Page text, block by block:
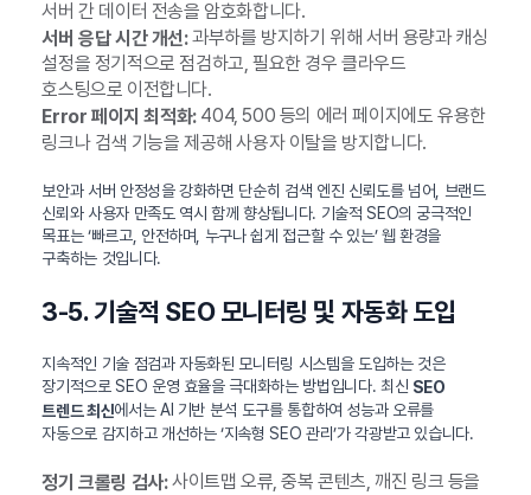
서버 간 데이터 전송을 암호화합니다.
서버 응답 시간 개선:과부하를 방지하기 위해 서버 용량과 캐싱
설정을 정기적으로 점검하고, 필요한 경우 클라우드
호스팅으로 이전합니다.
Error 페이지 최적화:404, 500 등의 에러 페이지에도 유용한
링크나 검색 기능을 제공해 사용자 이탈을 방지합니다.
보안과 서버 안정성을 강화하면 단순히 검색 엔진 신뢰도를 넘어, 브랜드
신뢰와 사용자 만족도 역시 함께 향상됩니다. 기술적 SEO의 궁극적인
목표는 ‘빠르고, 안전하며, 누구나 쉽게 접근할 수 있는’ 웹 환경을
구축하는 것입니다.
3-5. 기술적 SEO 모니터링 및 자동화 도입
지속적인 기술 점검과 자동화된 모니터링 시스템을 도입하는 것은
장기적으로 SEO 운영 효율을 극대화하는 방법입니다. 최신 SEO
트렌드 최신에서는 AI 기반 분석 도구를 통합하여 성능과 오류를
자동으로 감지하고 개선하는 ‘지속형 SEO 관리’가 각광받고 있습니다.
정기 크롤링 검사:사이트맵 오류, 중복 콘텐츠, 깨진 링크 등을